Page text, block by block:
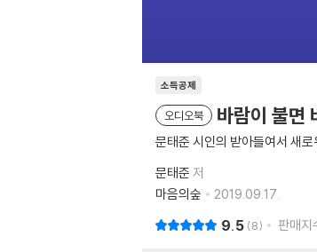
소득공제
오디오북 바람이 불면
문태준 시인의 받아들여서 새로
문태준 저
마음의숲
2019.09.17.
9.5 8 판매지